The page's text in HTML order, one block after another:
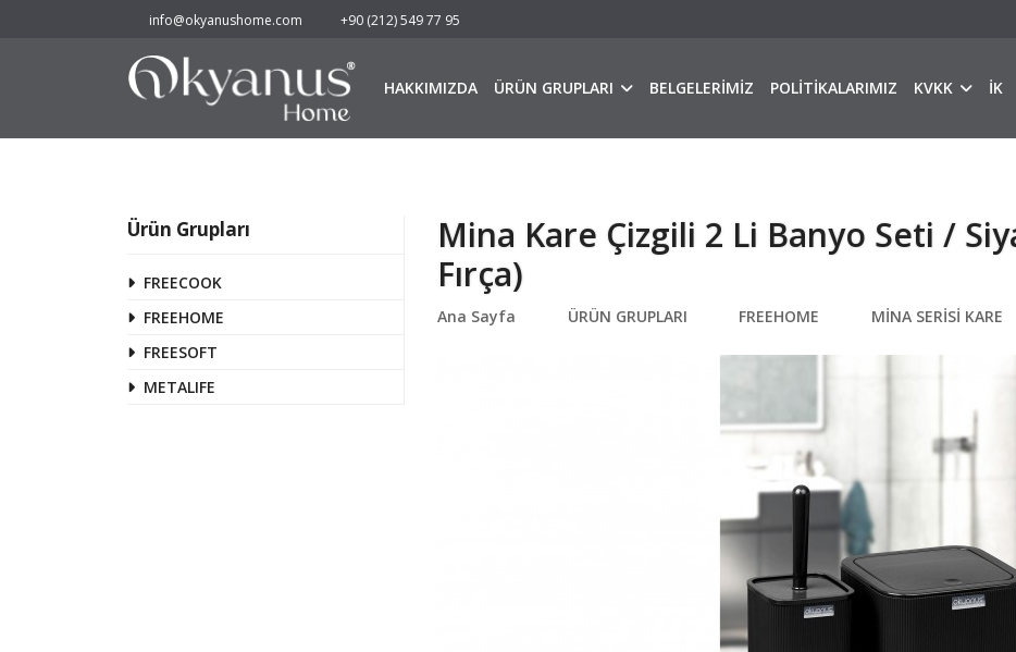
info@okyanushome.com +90 (212) 549 77 95
HAKKIMIZDA ÜRÜN GRUPLARI BELGELERİMİZ POLİTİKALARIMIZ KVKK İK
Ürün Grupları
FREECOOK
FREEHOME
FREESOFT
METALIFE
Mina Kare Çizgili 2 Li Banyo Seti /
Fırça)
Ana Sayfa ÜRÜN GRUPLARI FREEHOME MİNA SERİSİ KARE